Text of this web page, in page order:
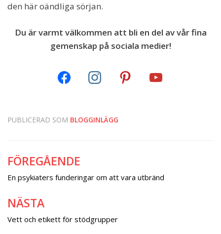
den här oändliga sörjan.
Du är varmt välkommen att bli en del av vår fina
gemenskap på sociala medier!
PUBLICERAD SOM BLOGGINLÄGG
Inläggsnavigering
FÖREGÅENDE
En psykiaters funderingar om att vara utbränd
NÄSTA
Vett och etikett för stödgrupper